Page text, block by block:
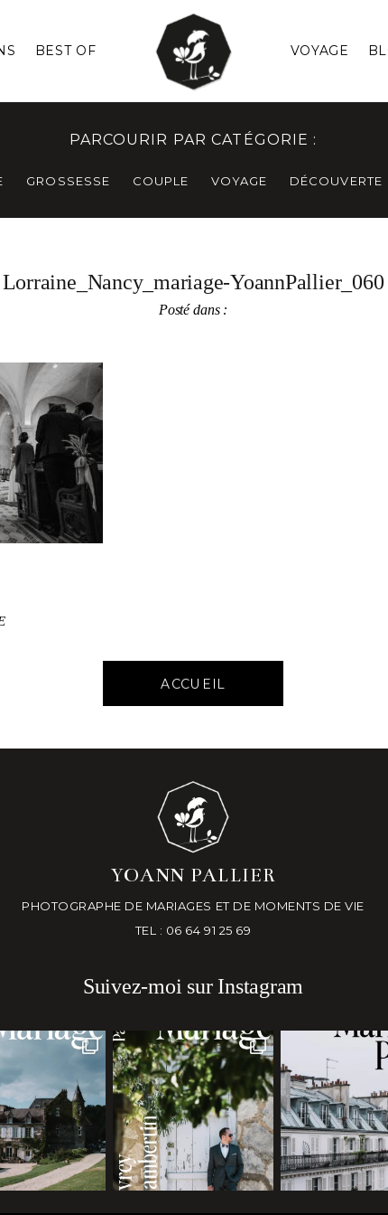
BEST OF VOYAGE
PARCOURIR PAR CATÉGORIE :
GROSSESSE COUPLE VOYAGE DÉCOUVERTE
Lorraine_Nancy_mariage-YoannPallier_060
Posté dans :
ACCUEIL
YOANN PALLIER
PHOTOGRAPHE DE MARIAGES ET DE MOMENTS DE VIE
TEL : 06 64 91 25 69
Suivez-moi sur Instagram